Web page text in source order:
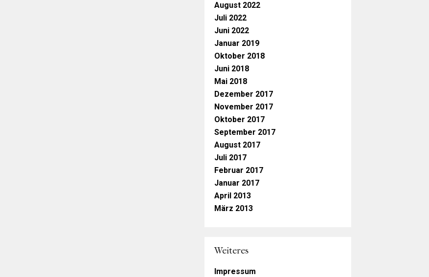
August 2022
Juli 2022
Juni 2022
Januar 2019
Oktober 2018
Juni 2018
Mai 2018
Dezember 2017
November 2017
Oktober 2017
September 2017
August 2017
Juli 2017
Februar 2017
Januar 2017
April 2013
März 2013
Weiteres
Impressum